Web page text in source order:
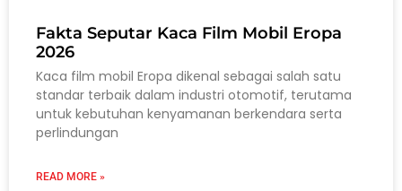
Fakta Seputar Kaca Film Mobil Eropa
2026
Kaca film mobil Eropa dikenal sebagai salah satu
standar terbaik dalam industri otomotif, terutama
untuk kebutuhan kenyamanan berkendara serta
perlindungan
READ MORE »